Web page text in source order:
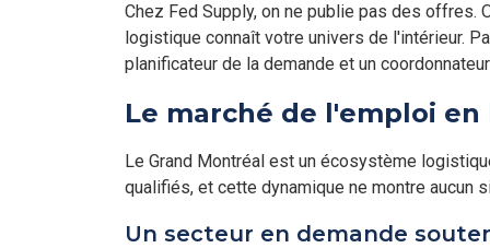
Chez Fed Supply, on ne publie pas des
logistique connaît votre univers de l'intérieur.
planificateur de la demande et un
Le marché de l'emploi
Le Grand Montréal est un écosystème
qualifiés, et cette dynamique ne montre aucun
Un secteur en demande